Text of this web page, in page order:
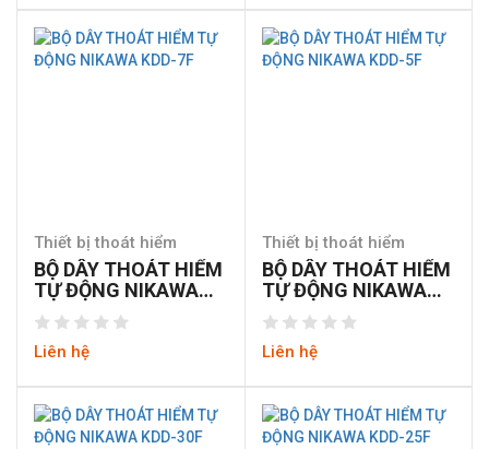
Thiết bị thoát hiểm
BỘ DÂY THOÁT HIỂM
TỰ ĐỘNG NIKAWA
KDD-7F
Liên hệ
Thiết bị thoát hiểm
BỘ DÂY THOÁT HIỂM
TỰ ĐỘNG NIKAWA
KDD-5F
Liên hệ